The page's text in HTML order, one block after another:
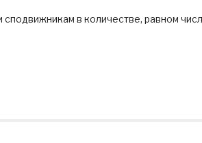
в количестве, равном